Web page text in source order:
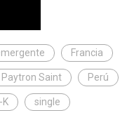
Francia
Paytron Saint Perú
K single